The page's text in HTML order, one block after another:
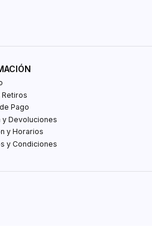
Retiros
Pago
y Devoluciones
y Horarios
y Condiciones